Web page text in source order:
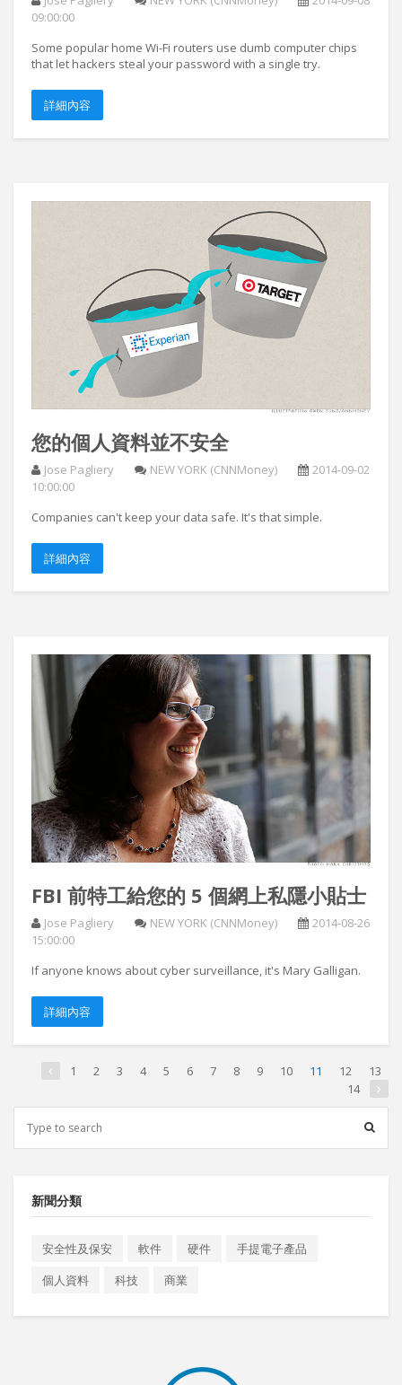
09:00:00
Some popular home Wi-Fi routers use dumb computer chips
that let hackers steal your password with a single try.
詳細內容
您的個人資料並不安全
Jose Pagliery NEW YORK (CNNMoney)
2014-09-02
10:00:00
Companies can't keep your data safe. It's that simple.
詳細內容
FBI 前特工給您的 5 個網上私隱小貼士
Jose Pagliery NEW YORK (CNNMoney)
2014-08-26
15:00:00
If anyone knows about cyber surveillance, it's Mary Galligan.
詳細內容
1 2 3 4 5 6 7 8 9 10 11 12
13
14
新聞分類
安全性及保安 軟件 硬件
手提電子產品
個人資料
科技 商業